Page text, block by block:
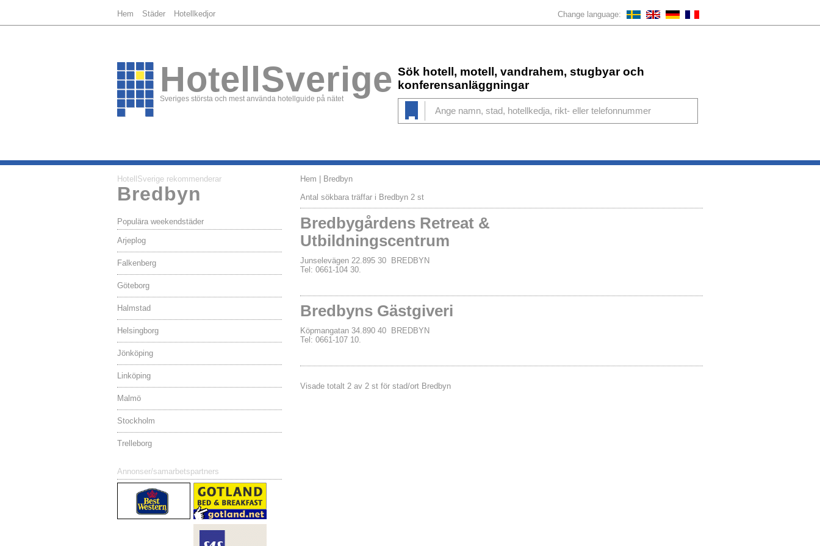
Hem Städer Hotellkedjor Change language:
HotellSverige
Sveriges största och mest använda hotellguide på nätet
Sök hotell, motell, vandrahem, stugbyar och
konferensanläggningar
HotellSverige rekommenderar
Bredbyn
Populära weekendstäder
Arjeplog
Falkenberg
Göteborg
Halmstad
Helsingborg
Jönköping
Linköping
Malmö
Stockholm
Trelleborg
Annonser/samarbetspartners
Hem | Bredbyn
Antal sökbara träffar i Bredbyn 2 st
Bredbygårdens Retreat &
Utbildningscentrum
Junselevägen 22.895 30 BREDBYN
Tel: 0661-104 30.
Bredbyns Gästgiveri
Köpmangatan 34.890 40 BREDBYN
Tel: 0661-107 10.
Visade totalt 2 av 2 st för stad/ort Bredbyn